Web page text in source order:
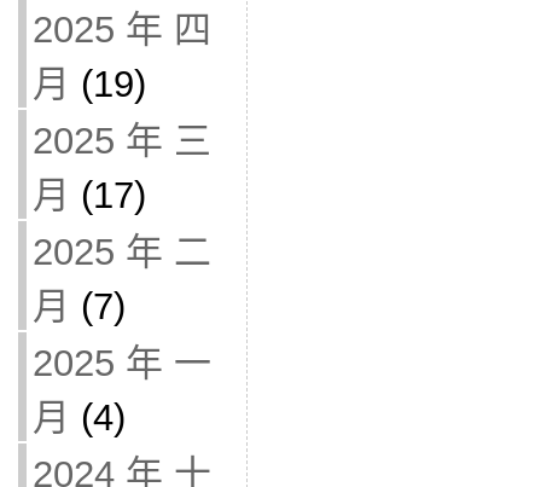
2025 年 四
月 (19)
2025 年 三
月 (17)
2025 年 二
月 (7)
2025 年 一
月 (4)
2024 年 十